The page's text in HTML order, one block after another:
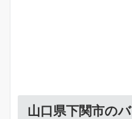
山口県下関市の